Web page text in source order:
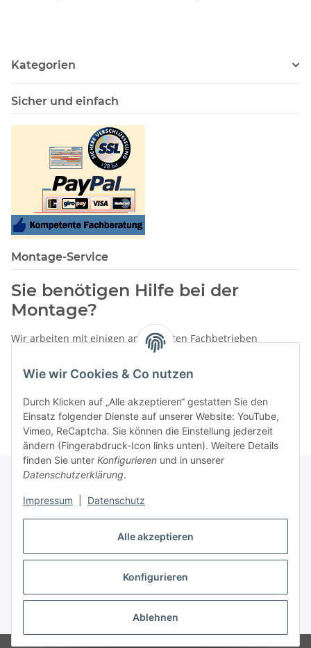
Alle akzeptieren
Konfigurieren
Ablehnen
Wie wir Cookies & Co nutzen
Durch Klicken auf „Alle akzeptieren“ gestatten Sie den
Einsatz folgender Dienste auf unserer Website: YouTube,
Vimeo, ReCaptcha. Sie können die Einstellung jederzeit
ändern (Fingerabdruck-Icon links unten). Weitere Details
finden Sie unter Konfigurieren und in unserer
Datenschutzerklärung.
Impressum Datenschutz
Kategorien
Sicher und einfach
Montage-Service
Sie benötigen Hilfe bei der
Montage?
Wir arbeiten mit einigen anerkannten Fachbetrieben
Rufen Sie uns einfach an:
oder schreiben Sie uns eine eMail!
Gesetzliche Informationen
Vertrag widerrufen
Widerrufsbutton
* Alle Preise inkl. gesetzlicher USt., zzgl.Versand